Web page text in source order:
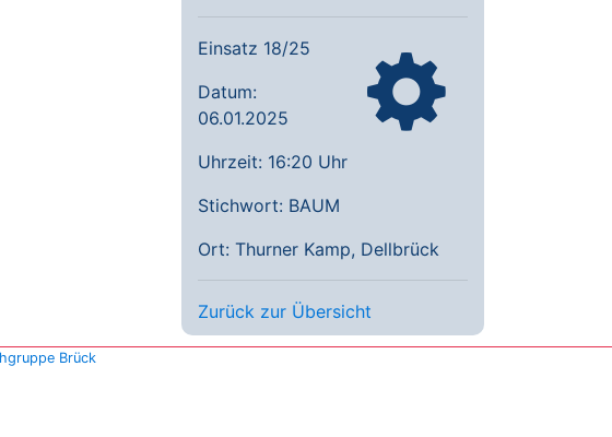
Einsatz 18/25
Datum:
06.01.2025
Uhrzeit: 16:20 Uhr
Stichwort: BAUM
Ort: Thurner Kamp, Dellbrück
Zurück zur Übersicht
Brück